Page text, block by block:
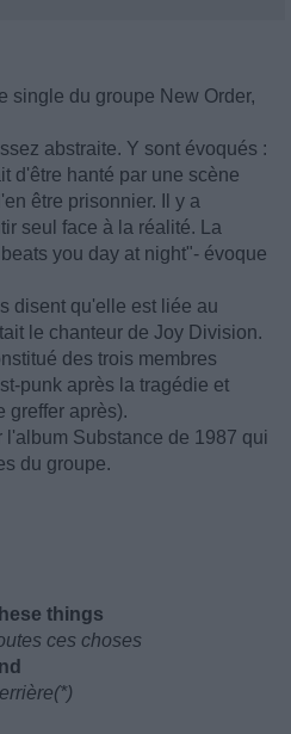
single du groupe New Order,
abstraite. Y sont évoqués :
d'être hanté par une scène
être prisonnier. Il y a
seul face à la réalité. La
you day at night"- évoque
disent qu'elle est liée au
le chanteur de Joy Division.
des trois membres
punk après la tragédie et
greffer après).
Substance de 1987 qui
du groupe.
things
ces choses